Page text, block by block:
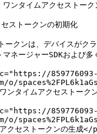
ンタイムアクセストー
ストークンの初期化
ークンは、デバイスがク
ネージャーSDKおよび多
タイムアクセストー
クセストークンの生